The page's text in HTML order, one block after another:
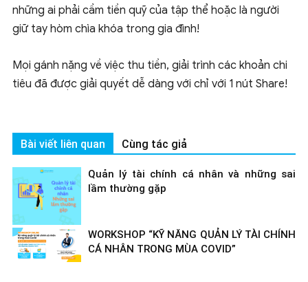
những ai phải cầm tiền quỹ của tập thể hoặc là người
giữ tay hòm chìa khóa trong gia đình!
Mọi gánh nặng về việc thu tiền, giải trình các khoản chi
tiêu đã được giải quyết dễ dàng với chỉ với 1 nút Share!
Bài viết liên quan Cùng tác giả
Quản lý tài chính cá nhân và những sai
lầm thường gặp
WORKSHOP “KỸ NĂNG QUẢN LÝ TÀI CHÍNH
CÁ NHÂN TRONG MÙA COVID”